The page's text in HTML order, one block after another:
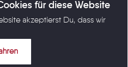
für diese Website
akzeptierst Du, dass wir
Datenschutz